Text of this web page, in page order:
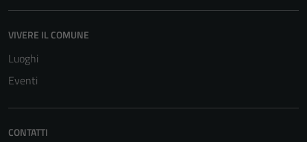
VIVERE IL COMUNE
Luoghi
Eventi
CONTATTI
essere